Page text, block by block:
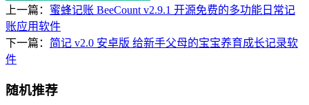
上一篇： 蜜蜂记账 BeeCount v2.9.1 开源免费的多功能日常记
账应用软件
下一篇： 简记 v2.0 安卓版 给新手父母的宝宝养育成长记录软
件
随机推荐